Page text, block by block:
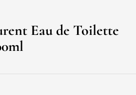
Eau de Toilette